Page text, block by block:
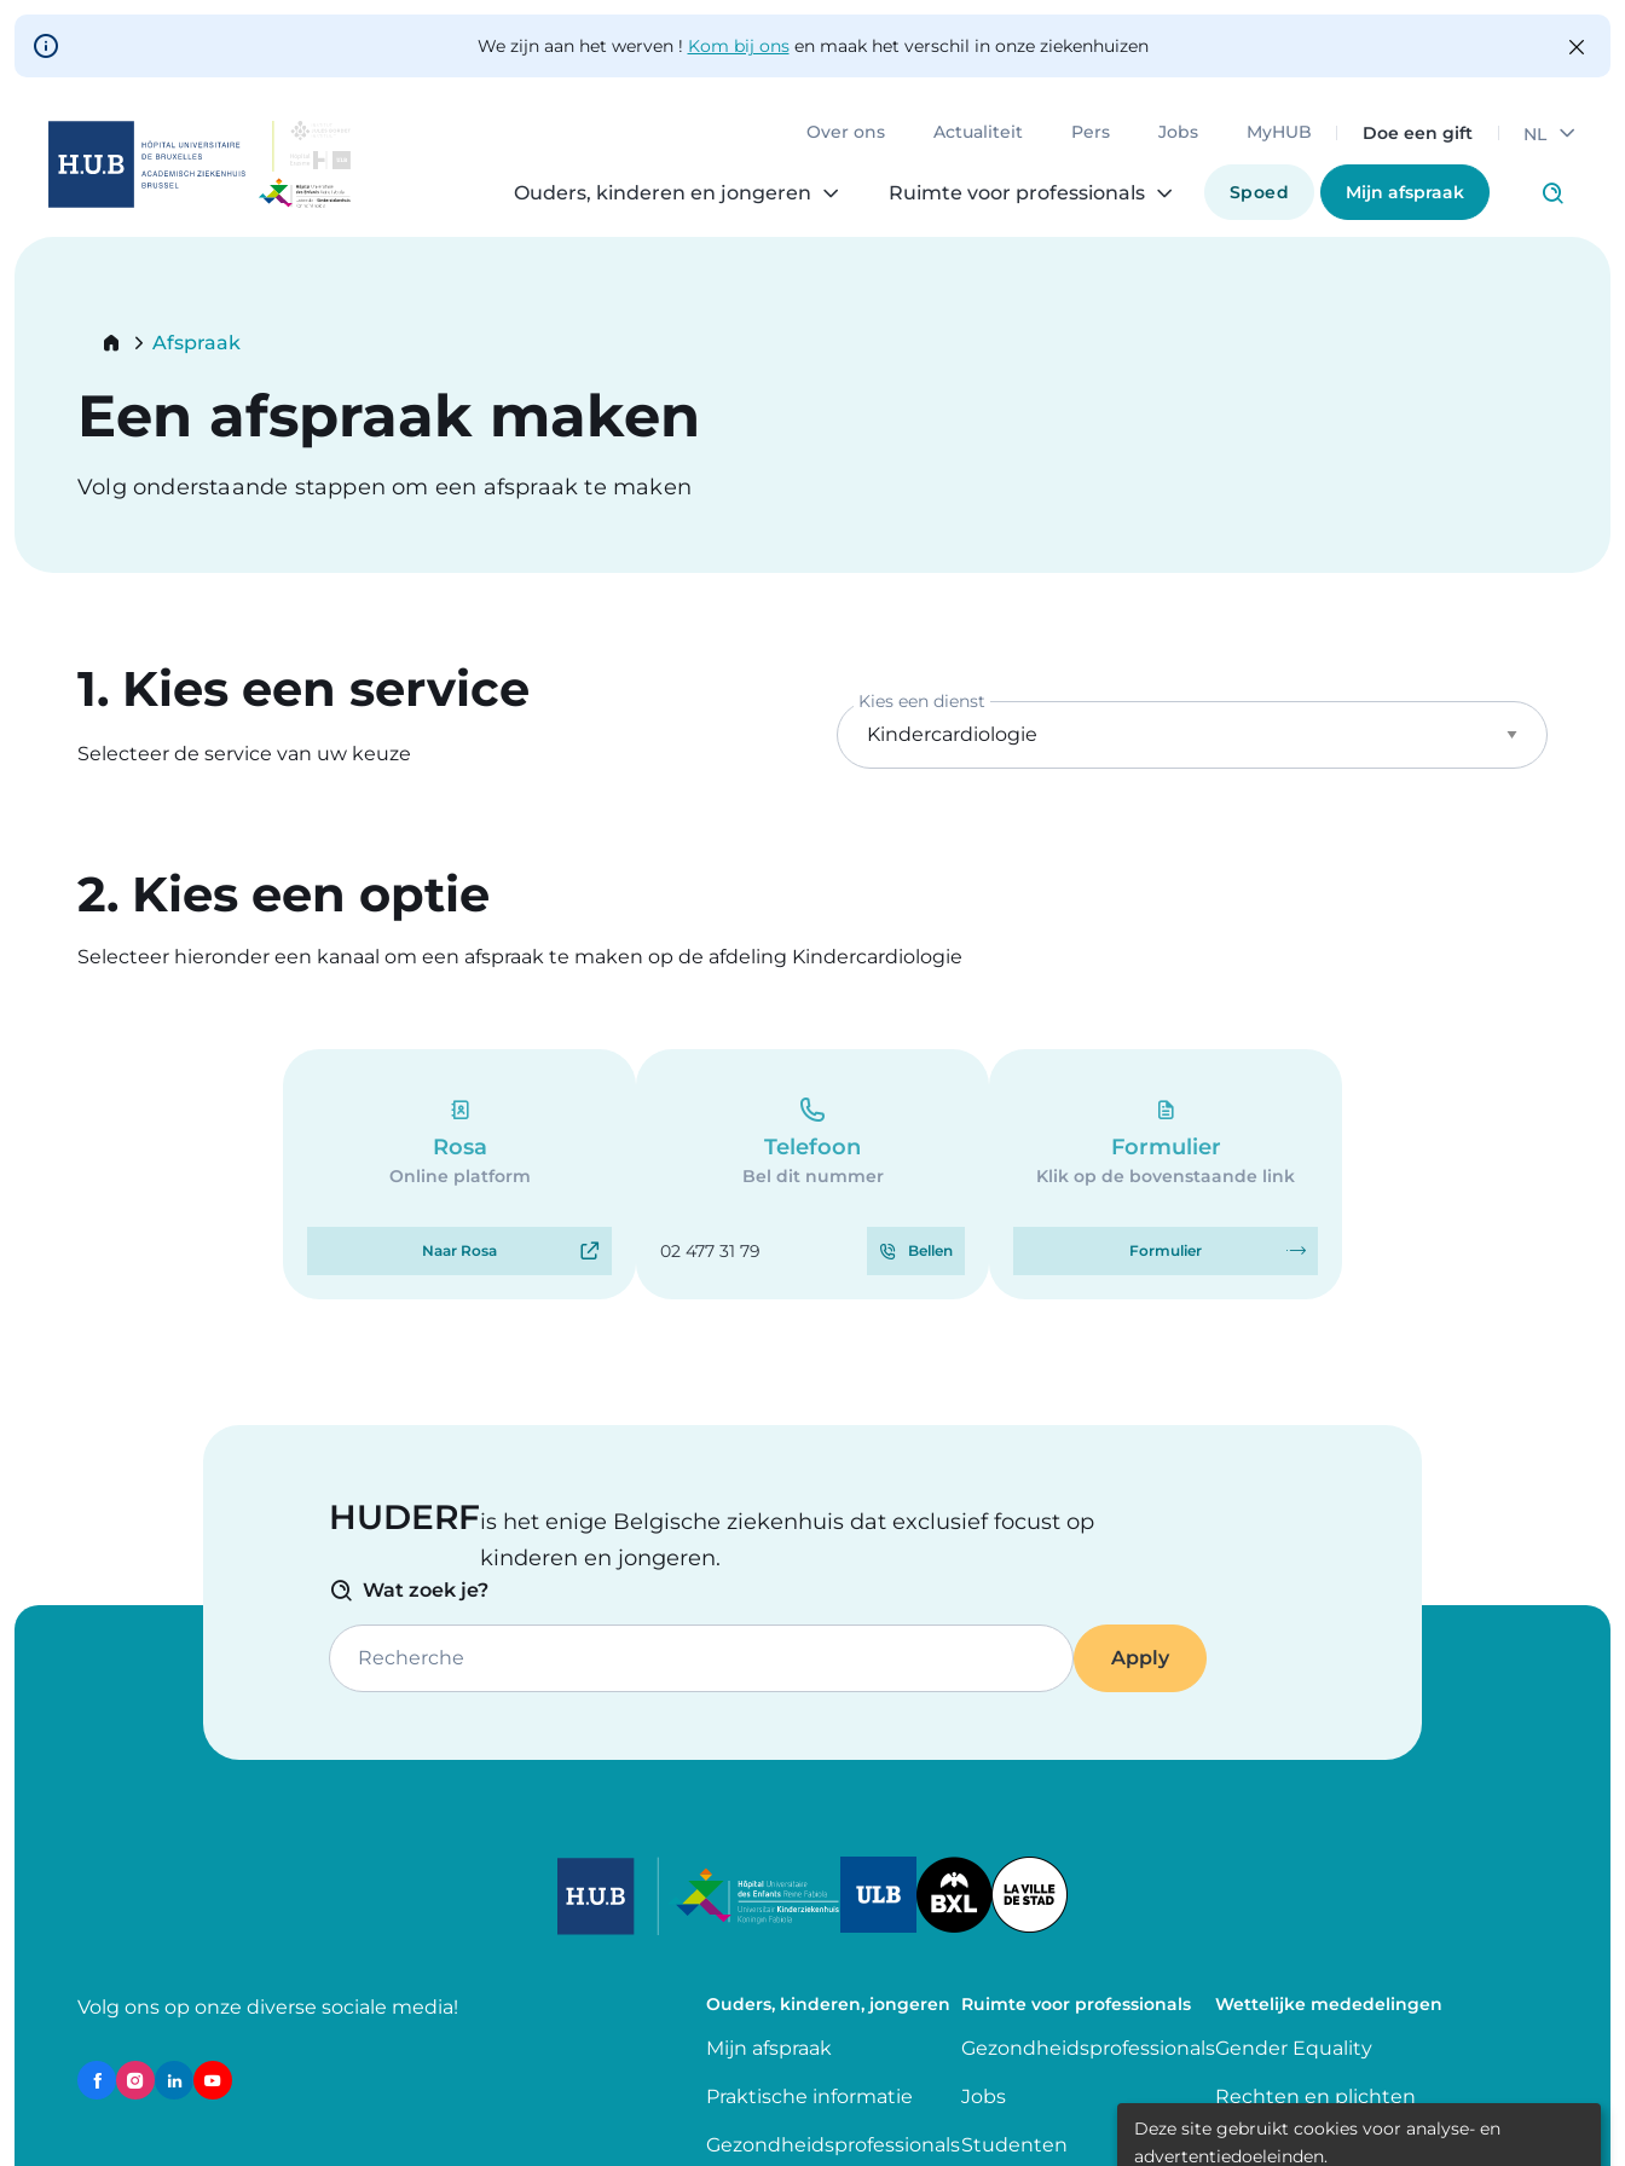
Skip to main content
We zijn aan het werven ! Kom bij onsen maak het verschil in onze ziekenhuizen
Over ons Actualiteit Pers Jobs MyHUB Doe een gift NL
Ouders, kinderen en jongeren Ruimte voor professionals Spoed Mijn afspraak
Skip
Breadcrumb
Current:
Afspraak
Een afspraak maken
Volg onderstaande stappen om een afspraak te maken
1. Kies een service
Selecteer de service van uw keuze
Kies een dienst
2. Kies een optie
Selecteer hieronder een kanaal om een afspraak te maken op de afdeling Kindercardiologie
Rosa
Online platform
Naar Rosa
Telefoon
Bel dit nummer
02 477 31 79 Bellen
Formulier
Klik op de bovenstaande link
Formulier
HUDERFis het enige Belgische ziekenhuis dat exclusief focust op
kinderen en jongeren.
Wat zoek je?
Recherche
Image
Volg ons op onze diverse sociale media! Ouders, kinderen, jongeren
Mijn afspraak
Praktische informatie
Gezondheidsprofessionals
Ruimte voor professionals
Gezondheidsprofessionals
Jobs
Studenten
Wettelijke mededelingen
Gender Equality
Rechten en plichten
Delen van gegevens
Deze site gebruikt cookies voor analyse- en
advertentiedoeleinden.